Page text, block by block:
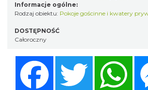
Informacje ogólne:
Rodzaj obiektu: Pokoje gościnne i kwatery
DOSTĘPNOŚĆ
Całoroczny
Twitter